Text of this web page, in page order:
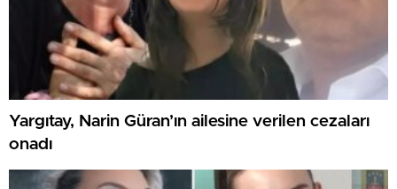
Yargıtay, Narin Güran’ın ailesine verilen cezaları
onadı